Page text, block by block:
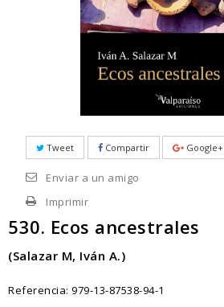
Tweet Compartir Google+
Enviar a un amigo
Imprimir
530. Ecos ancestrales
(Salazar M, Iván A.)
Referencia: 979-13-87538-94-1